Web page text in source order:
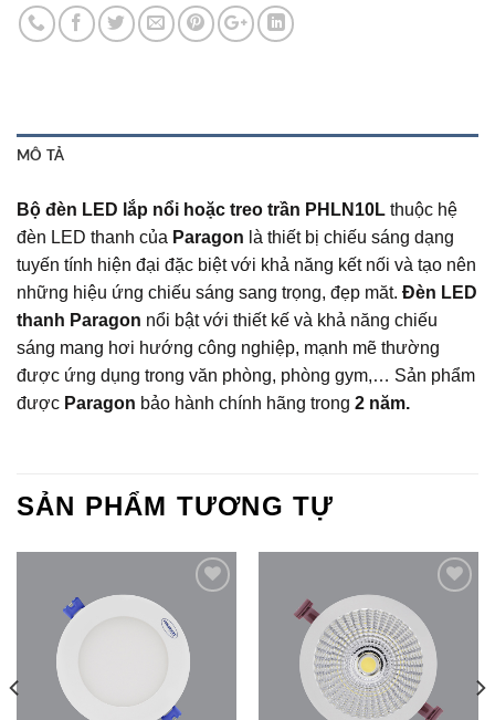
MÔ TẢ
Bộ đèn LED lắp nổi hoặc treo trần PHLN10L thuộc hệ
đèn LED thanh của Paragon là thiết bị chiếu sáng dạng
tuyến tính hiện đại đặc biệt với khả năng kết nối và tạo nên
những hiệu ứng chiếu sáng sang trọng, đẹp măt. Đèn LED
thanh Paragon nổi bật với thiết kế và khả năng chiếu
sáng mang hơi hướng công nghiệp, mạnh mẽ thường
được ứng dụng trong văn phòng, phòng gym,… Sản phẩm
được Paragon bảo hành chính hãng trong 2 năm.
SẢN PHẨM TƯƠNG TỰ
Wishlist
Wishlist